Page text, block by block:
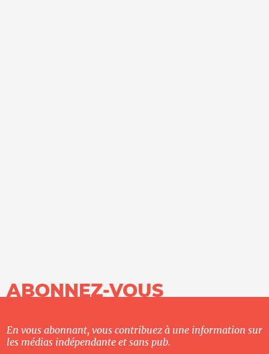
ABONNEZ-VOUS
En vous abonnant, vous contribuez à une information sur
les médias indépendante et sans pub.